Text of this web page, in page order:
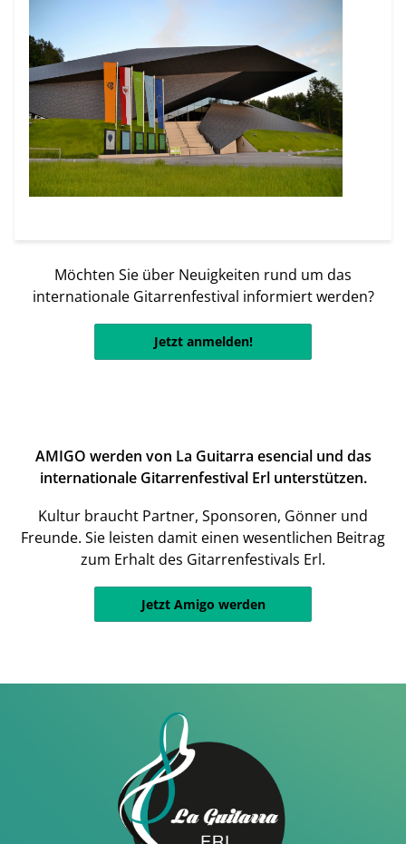
Möchten Sie über Neuigkeiten rund um das
internationale Gitarrenfestival informiert werden?
Jetzt anmelden!
AMIGO werden von La Guitarra esencial und das
internationale Gitarrenfestival Erl unterstützen.
Kultur braucht Partner, Sponsoren, Gönner und
Freunde. Sie leisten damit einen wesentlichen Beitrag
zum Erhalt des Gitarrenfestivals Erl.
Jetzt Amigo werden